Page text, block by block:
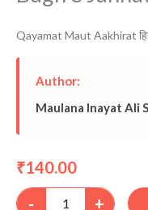
Qayamat Maut Aakhirat
Author:
Maulana Inayat Ali
₹140.00
-
+